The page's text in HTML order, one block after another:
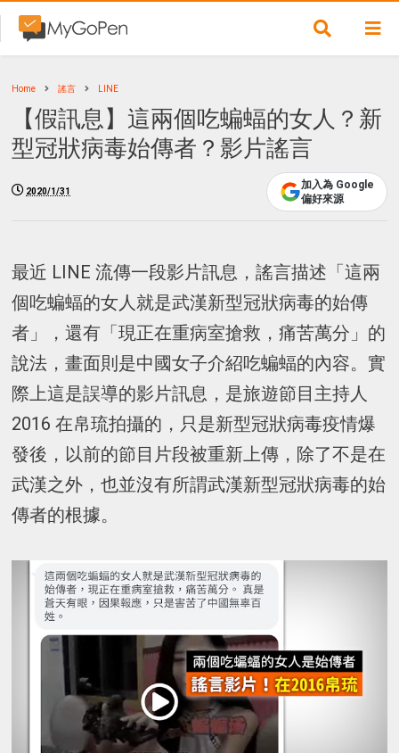
Home 謠言 LINE
【假訊息】這兩個吃蝙蝠的女人？新
型冠狀病毒始傳者？影片謠言
2020/1/31
加入為 Google
偏好來源
最近 LINE 流傳一段影片訊息，謠言描述「這兩
個吃蝙蝠的女人就是武漢新型冠狀病毒的始傳
者」，還有「現正在重病室搶救，痛苦萬分」的
說法，畫面則是中國女子介紹吃蝙蝠的內容。實
際上這是誤導的影片訊息，是旅遊節目主持人
2016 在帛琉拍攝的，只是新型冠狀病毒疫情爆
發後，以前的節目片段被重新上傳，除了不是在
武漢之外，也並沒有所謂武漢新型冠狀病毒的始
傳者的根據。